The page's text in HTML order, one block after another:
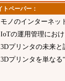
ペーパー：
モノのインターネッ
IoTの運用管理にお
3Dプリンタの未来と
3Dプリンタを単なる